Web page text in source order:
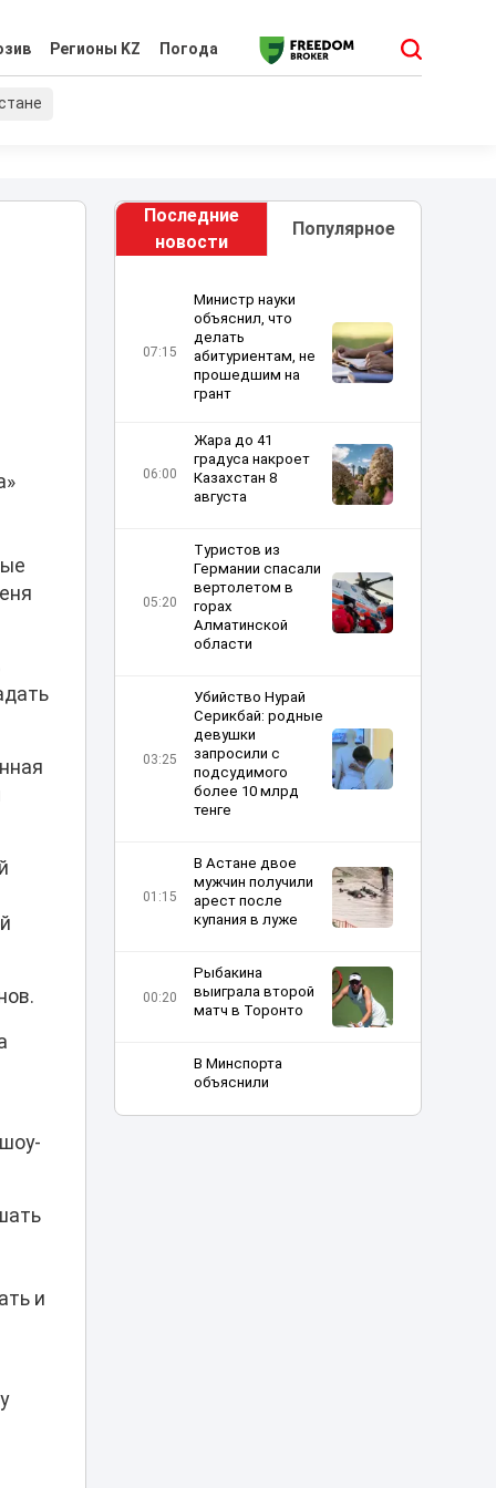
Регионы KZ Погода
и
Последние
новости
Популярное
07:15
Министр науки
объяснил, что
делать
абитуриентам, не
прошедшим на
грант
06:00
Жара до 41
градуса накроет
Казахстан 8
августа
05:20
Туристов из
Германии спасали
вертолетом в
горах
Алматинской
области
03:25
Убийство Нурай
Серикбай: родные
девушки
запросили с
подсудимого
более 10 млрд
тенге
01:15
В Астане двое
мужчин получили
арест после
купания в луже
00:20
Рыбакина
выиграла второй
матч в Торонто
В Минспорта
объяснили
возможного